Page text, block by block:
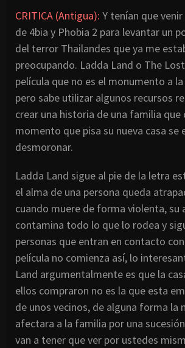
CRITICA (Antigua): Y tenían que
de 4bia y Phobia 2 para levantar un
del terror Thailandes que ya me
preocupando. Ladda Land o The
película que no es el monumento a
pero sabe utilizar algunos recursos
crear una historia de una familia que
momento que pisa su nueva casa se
desmoronar.
Ladda Land sigue al pie de la letra
el alma de una persona queda
cuando muere de forma violenta, su
contamina todo lo que lo rodea y
personas que entran en contacto
película no comienza así, lo
Land argumentalmente es que la
ellos compraron no es la que esta
de unos vecinos, de alguna forma la
afectara a la familia por una
van a tener que ver por ustedes